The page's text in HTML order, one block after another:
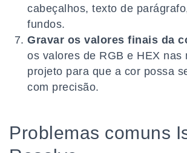
cabeçalhos, texto de
fundos.
Gravar os valores finais da
os valores de RGB e HEX nas
projeto para que a cor possa
com precisão.
Problemas comuns